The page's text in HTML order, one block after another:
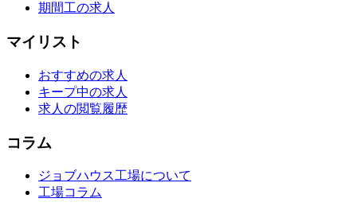
期間工の求人
マイリスト
おすすめの求人
キープ中の求人
求人の閲覧履歴
コラム
ジョブハウス工場について
工場コラム